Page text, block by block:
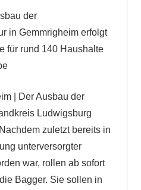
der
in Gemmrigheim erfolgt
für rund 140 Haushalte
| Der Ausbau der
Ludwigsburg
zuletzt bereits in
unterversorgter
war, rollen ab sofort
Bagger. Sie sollen in